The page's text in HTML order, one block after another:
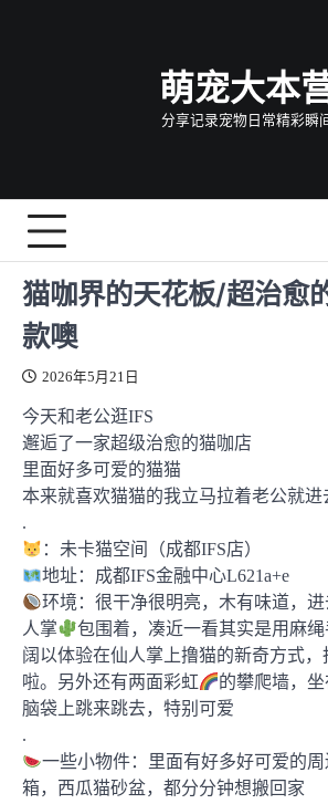
萌宠大本
分享记录宠物日常精彩瞬
猫咖界的天花板/超治愈
款噢
2026年5月21日
今天和老公逛IFS
邂逅了一家超级治愈的猫咖店
里面好多可爱的猫猫
本来就喜欢猫猫的我立马拉着老公就进
.
：未卡猫空间（成都IFS店）
地址：成都IFS金融中心L621a+e
环境：很干净很明亮，木有味道，
人掌
包围着，凑近一看其实是用麻
阔以体验在仙人掌上撸猫的新奇方式，
啦。另外还有两面彩虹
的攀爬墙，
脑袋上跳来跳去，特别可爱
.
一些小物件：里面有好多好可爱的
箱，西瓜猫砂盆，都分分钟想搬回家